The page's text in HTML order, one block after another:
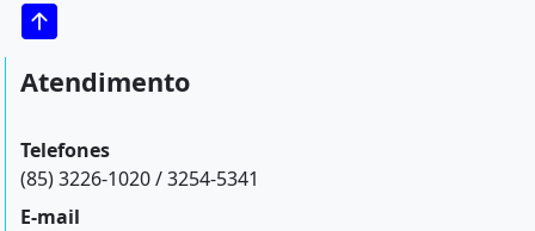
Atendimento
Telefones
(85) 3226-1020 / 3254-5341
E-mail